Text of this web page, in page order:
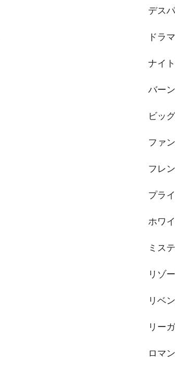
デス
ドラマ
ナイ
バー
ビッ
ファ
フレ
プラ
ホワ
ミス
リゾ
リベ
リー
ロマ